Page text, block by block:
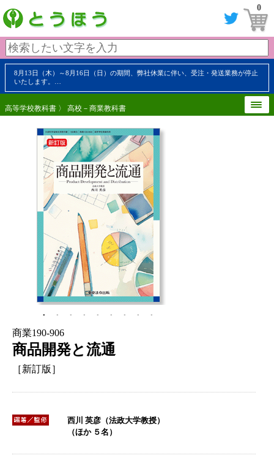
0
8月13日（木）～8月16日（日）の期間、弊社休業に伴い、受注・発送業務が停止
いたします。…
高等学校教科書 〉 高校－商業教科書
【 内容見本 】
【 内容見本 】
【 内容見本 】
【 内容見本 】
【 内容見本 】
【 内容見本 】
【 内容見本 】
【 内容見本 】
商業190-906
商品開発と流通
［新訂版］
西川 英彦（法政大学教授）
（ほか ５名）